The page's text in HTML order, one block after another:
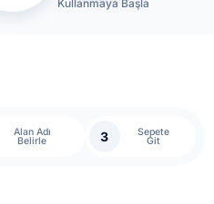
Kullanmaya Başla
Alan Adı
Belirle 3 Sepete
Git